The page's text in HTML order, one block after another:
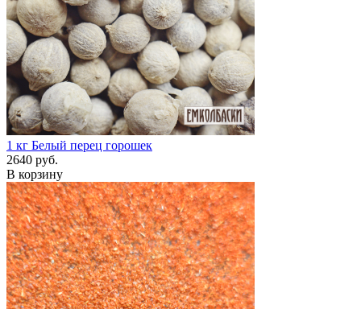
1 кг Белый перец горошек
2640 руб.
В корзину